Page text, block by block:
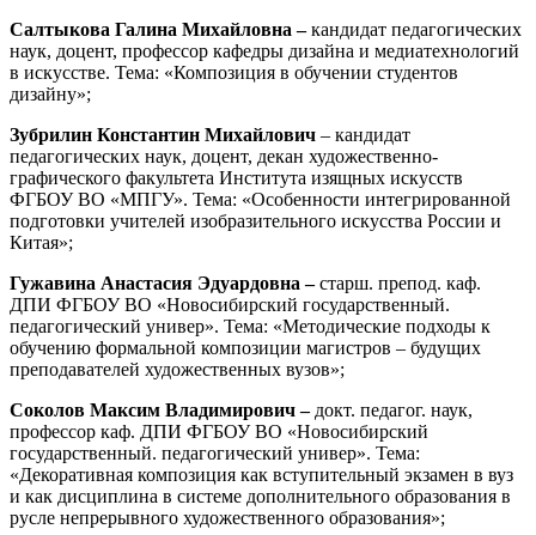
Салтыкова Галина Михайловна –кандидат педагогических
наук, доцент, профессор кафедры дизайна и медиатехнологий
в искусстве. Тема: «Композиция в обучении студентов
дизайну»;
Зубрилин Константин Михайлович – кандидат
педагогических наук, доцент, декан художественно-
графического факультета Института изящных искусств
ФГБОУ ВО «МПГУ». Тема: «Особенности интегрированной
подготовки учителей изобразительного искусства России и
Китая»;
Гужавина Анастасия Эдуардовна –старш. препод. каф.
ДПИ ФГБОУ ВО «Новосибирский государственный.
педагогический универ». Тема: «Методические подходы к
обучению формальной композиции магистров – будущих
преподавателей художественных вузов»;
Соколов Максим Владимирович – докт. педагог. наук,
профессор каф. ДПИ ФГБОУ ВО «Новосибирский
государственный. педагогический универ». Тема:
«Декоративная композиция как вступительный экзамен в вуз
и как дисциплина в системе дополнительного образования в
русле непрерывного художественного образования»;